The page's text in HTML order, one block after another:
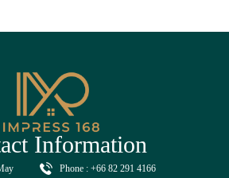
Information
Phone : +66 82 291 4166